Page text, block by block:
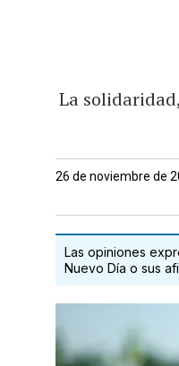
La
26 de noviembre de
Las opiniones
Nuevo Día o sus